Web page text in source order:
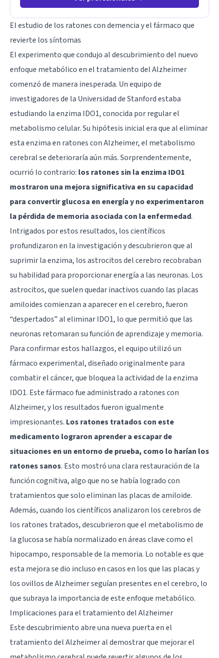
El estudio de los ratones con demencia y el fármaco que
revierte los síntomas
El experimento que condujo al descubrimiento del nuevo
enfoque metabólico en el tratamiento del Alzheimer
comenzó de manera inesperada. Un equipo de
investigadores de la Universidad de Stanford estaba
estudiando la enzima IDO1, conocida por regular el
metabolismo celular. Su hipótesis inicial era que al eliminar
esta enzima en ratones con Alzheimer, el metabolismo
cerebral se deterioraría aún más. Sorprendentemente,
ocurrió lo contrario: los ratones sin la enzima IDO1
mostraron una mejora significativa en su capacidad
para convertir glucosa en energía y no experimentaron
la pérdida de memoria asociada con la enfermedad.
Intrigados por estos resultados, los científicos
profundizaron en la investigación y descubrieron que al
suprimir la enzima, los astrocitos del cerebro recobraban
su habilidad para proporcionar energía a las neuronas. Los
astrocitos, que suelen quedar inactivos cuando las placas
amiloides comienzan a aparecer en el cerebro, fueron
“despertados” al eliminar IDO1, lo que permitió que las
neuronas retomaran su función de aprendizaje y memoria.
Para confirmar estos hallazgos, el equipo utilizó un
fármaco experimental, diseñado originalmente para
combatir el cáncer, que bloquea la actividad de la enzima
IDO1. Este fármaco fue administrado a ratones con
Alzheimer, y los resultados fueron igualmente
impresionantes. Los ratones tratados con este
medicamento lograron aprender a escapar de
situaciones en un entorno de prueba, como lo harían los
ratones sanos. Esto mostró una clara restauración de la
función cognitiva, algo que no se había logrado con
tratamientos que solo eliminan las placas de amiloide.
Además, cuando los científicos analizaron los cerebros de
los ratones tratados, descubrieron que el metabolismo de
la glucosa se había normalizado en áreas clave como el
hipocampo, responsable de la memoria. Lo notable es que
esta mejora se dio incluso en casos en los que las placas y
los ovillos de Alzheimer seguían presentes en el cerebro, lo
que subraya la importancia de este enfoque metabólico.
Implicaciones para el tratamiento del Alzheimer
Este descubrimiento abre una nueva puerta en el
tratamiento del Alzheimer al demostrar que mejorar el